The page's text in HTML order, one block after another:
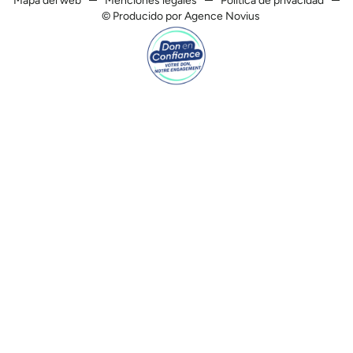
© Producido por Agence Novius